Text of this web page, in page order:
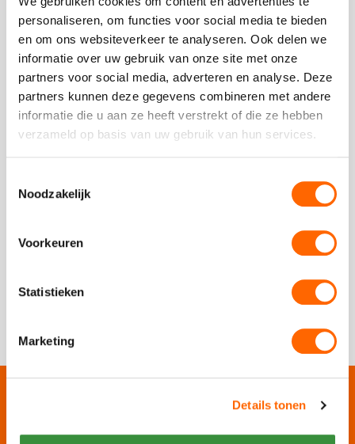
personaliseren, om functies voor social media te bieden
en om ons websiteverkeer te analyseren. Ook delen we
informatie over uw gebruik van onze site met onze
partners voor social media, adverteren en analyse. Deze
partners kunnen deze gegevens combineren met andere
informatie die u aan ze heeft verstrekt of die ze hebben
verzameld op basis van uw gebruik van hun services.
Noodzakelijk
Voorkeuren
Statistieken
Marketing
Details tonen
Geplaatst op 23 december 2024
Als je ooit hebt gedacht: “ik zou willen dat ik net zo
moeiteloos mooie landschappen kon schilderen als Bob
Ross,” ...
Read
more
Amsterdam is een paradijs voor fijnproevers en bij Puur*
doen juichen. Of je ...
more